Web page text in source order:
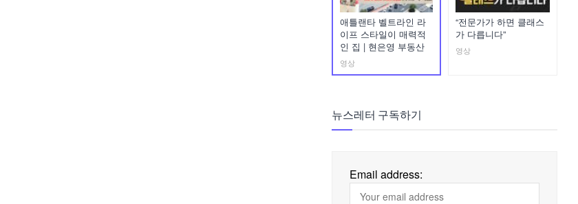
애틀랜타 벨트라인 라
이프 스타일이 매력적
인 집 | 현은영 부동산
영상
“전문가가 하면 클래스
가 다릅니다”
영상
뉴스레터 구독하기
Email address: